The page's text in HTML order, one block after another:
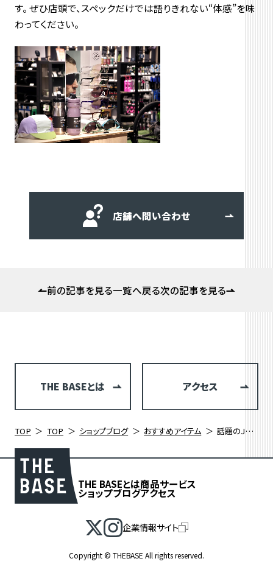
す。 ぜひ店頭で、スペックだけでは語りきれない“体感”を味
わってください。
店舗へ問い合わせ
前の記事を見る一覧へ戻る次の記事を見る
THE BASEとは アクセス
TOP TOP ショップブログ おすすめアイテム 話題のJUMBOが店頭に！ALBA OPTICS最新モデルを徹底解説
THE BASEとは商品サービス
ショップブログアクセス
企業情報サイト
Copyright © THEBASE All rights reserved.